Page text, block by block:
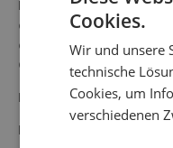
Rundhalsausschnitt.
ab dem höchsten
aus. Das Model auf
Größe Small.
Farbe: blau
Material: 85 % Rayon 13
Cookies.
Wir und unsere
technische
Cookies, um
verschiedenen